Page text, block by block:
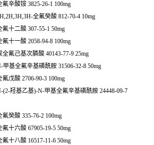
氟辛酸铵 3825-26-1 100mg
全氟癸酸 812-70-4 10mg
氟十二酸 307-55-1 50mg
氟十一酸 2058-94-8 100mg
全氟己基次膦酸 40143-77-9 25mg
甲基全氟辛基磺酰胺 31506-32-8 50mg
氟戊酸 2706-90-3 100mg
(2-羟基乙基)-N-甲基全氟辛基磺酰胺 24448-09-7
氟癸酸 335-76-2 100mg
氟十六酸 67905-19-5 50mg
氟十八酸 16517-11-6 50mg